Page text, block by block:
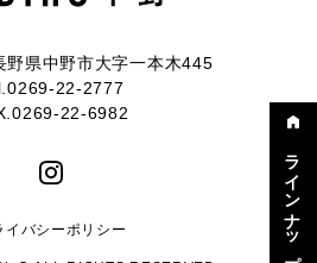
県中野市大字一本木445
22-2777
22-6982
イバシーポリシー
ラインナップ